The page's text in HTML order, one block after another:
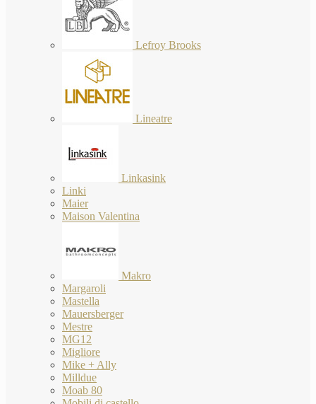
Lefroy Brooks
Lineatre
Linkasink
Linki
Maier
Maison Valentina
Makro
Margaroli
Mastella
Mauersberger
Mestre
MG12
Migliore
Mike + Ally
Milldue
Moab 80